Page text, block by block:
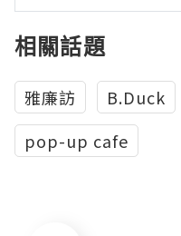
相關話題
雅廉訪 B.Duck
pop-up cafe